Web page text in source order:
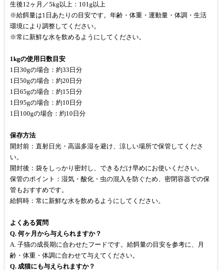
生後12ヶ月／5kg以上：101g以上
※給餌量は1日あたりの目安です。年齢・体重・運動量・体調・生活
環境により調整してください。
※常に新鮮な水を飲めるようにしてください。
1kgの使用日数目安
1日30gの場合：約33日分
1日50gの場合：約20日分
1日65gの場合：約15日分
1日95gの場合：約10日分
1日100gの場合：約10日分
保存方法
開封前：直射日光・高温多湿を避け、涼しい場所で保管してくださ
い。
開封後：袋をしっかり密封し、できるだけ早めにお使いください。
保管のポイント：湿気・酸化・虫の混入を防ぐため、密閉容器での保
管もおすすめです。
給餌時：常に新鮮な水を飲めるようにしてください。
よくある質問
Q. 何ヶ月から与えられますか？
A. 子猫の成長期に合わせたフードです。給餌量の目安を参考に、月
齢・体重・体調に合わせて与えてください。
Q. 成猫にも与えられますか？